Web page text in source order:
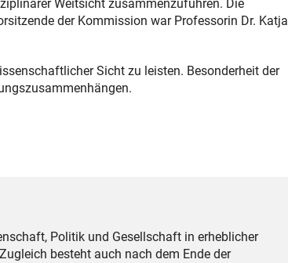
Weitsicht zusammenzuführen. Die
der Kommission war Professorin Dr. Katja
Sicht zu leisten. Besonderheit der
Politik und Gesellschaft in erheblicher
besteht auch nach dem Ende der